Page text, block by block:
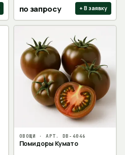
по запросу + В заявку
ОВОЩИ · АРТ. DB-4046
Помидоры Кумато